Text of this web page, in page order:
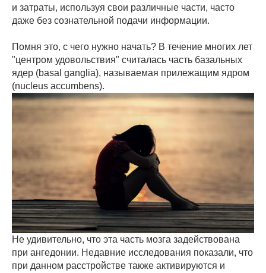
и затраты, используя свои различные части, часто
даже без сознательной подачи информации.
Помня это, с чего нужно начать? В течение многих лет
"центром удовольствия" считалась часть базальных
ядер (basal ganglia), называемая прилежащим ядром
(nucleus accumbens).
Не удивительно, что эта часть мозга задействована
при ангедонии. Недавние исследования показали, что
при данном расстройстве также активируются и